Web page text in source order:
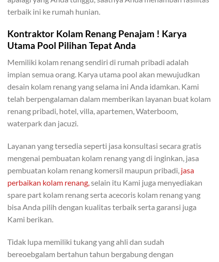
terbaik ini ke rumah hunian.
Kontraktor Kolam Renang Penajam ! Karya
Utama Pool Pilihan Tepat Anda
Memiliki kolam renang sendiri di rumah pribadi adalah
impian semua orang. Karya utama pool akan mewujudkan
desain kolam renang yang selama ini Anda idamkan. Kami
telah berpengalaman dalam memberikan layanan buat kolam
renang pribadi, hotel, villa, apartemen, Waterboom,
waterpark dan jacuzi.
Layanan yang tersedia seperti jasa konsultasi secara gratis
mengenai pembuatan kolam renang yang di inginkan, jasa
pembuatan kolam renang komersil maupun pribadi, jasa
perbaikan kolam renang,selain itu Kami juga menyediakan
spare part kolam renang serta acecoris kolam renang yang
bisa Anda pilih dengan kualitas terbaik serta garansi juga
Kami berikan.
Tidak lupa memiliki tukang yang ahli dan sudah
bereoebgalam bertahun tahun bergabung dengan